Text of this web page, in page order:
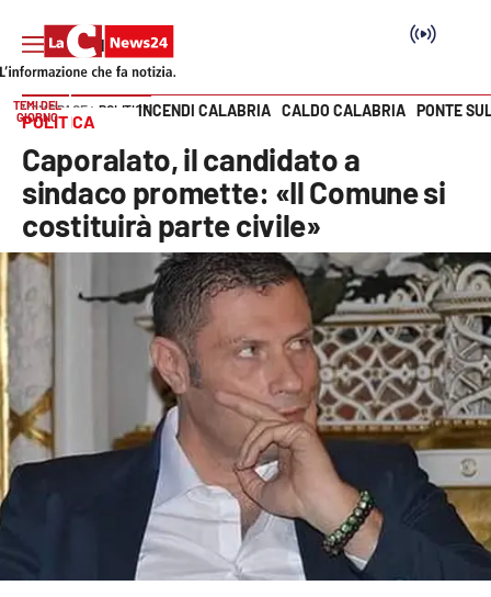
SEZIONI
Cronaca
Politica
Economia e lavoro
Italia Mondo
Vai
TEMI DEL
GIORNO
INCENDI CALABRIA CALDO CALABRIA PONTE
HOME PAGE POLITICA
POLITICA
Caporalato, il candidato a
sindaco promette: «Il Comune si
costituirà parte civile»